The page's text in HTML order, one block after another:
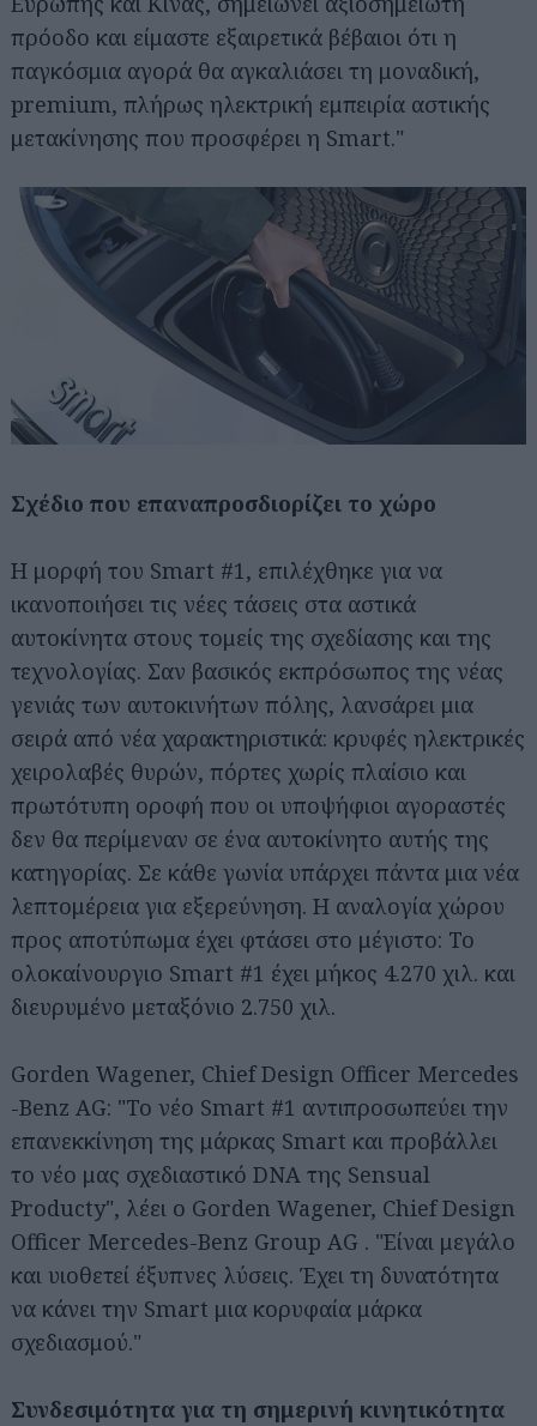
πρόοδο και είμαστε εξαιρετικά βέβαιοι ότι η
παγκόσμια αγορά θα αγκαλιάσει τη μοναδική,
premium, πλήρως ηλεκτρική εμπειρία αστικής
μετακίνησης που προσφέρει η Smart."
Σχέδιο που επαναπροσδιορίζει το χώρο
Η μορφή του Smart #1, επιλέχθηκε για να
ικανοποιήσει τις νέες τάσεις στα αστικά
αυτοκίνητα στους τομείς της σχεδίασης και της
τεχνολογίας. Σαν βασικός εκπρόσωπος της νέας
γενιάς των αυτοκινήτων πόλης, λανσάρει μια
σειρά από νέα χαρακτηριστικά: κρυφές ηλεκτρικές
χειρολαβές θυρών, πόρτες χωρίς πλαίσιο και
πρωτότυπη οροφή που οι υποψήφιοι αγοραστές
δεν θα περίμεναν σε ένα αυτοκίνητο αυτής της
κατηγορίας. Σε κάθε γωνία υπάρχει πάντα μια νέα
λεπτομέρεια για εξερεύνηση. Η αναλογία χώρου
προς αποτύπωμα έχει φτάσει στο μέγιστο: Το
ολοκαίνουργιο Smart #1 έχει μήκος 4.270 χιλ. και
διευρυμένο μεταξόνιο 2.750 χιλ.
Gorden Wagener, Chief Design Officer Mercedes
-Benz AG: "Το νέο Smart #1 αντιπροσωπεύει την
επανεκκίνηση της μάρκας Smart και προβάλλει
το νέο μας σχεδιαστικό DNA της Sensual
Producty", λέει ο Gorden Wagener, Chief Design
Officer Mercedes-Benz Group AG . "Είναι μεγάλο
και υιοθετεί έξυπνες λύσεις. Έχει τη δυνατότητα
να κάνει την Smart μια κορυφαία μάρκα
σχεδιασμού."
Συνδεσιμότητα για τη σημερινή κινητικότητα